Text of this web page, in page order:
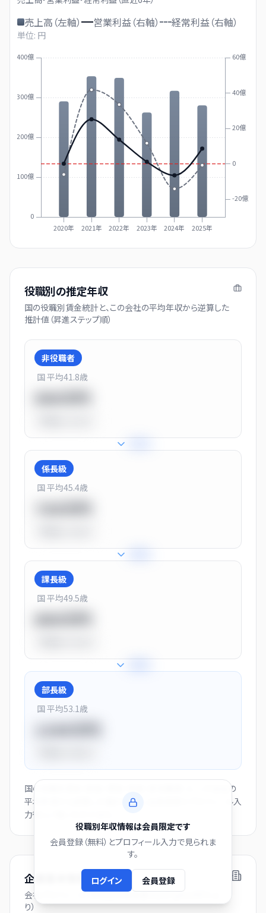
売上高（左軸） 営業利益（右軸） 経常利益（右軸）
単位: 円
0
100億
200億
300億
400億
-20億
0
20億
40億
60億
2020年 2021年 2022年 2023年 2024年 2025年
役職別の推定年収
国の役職別賃金統計と、この会社の平均年収から逆算した
推計値（昇進ステップ順）
非役職者
国 平均41.8歳
係長級
国 平均45.4歳
課長級
国 平均49.5歳
部長級
国 平均53.1歳
役職別年収情報は会員限定です
会員登録（無料）とプロフィール入力で見られま
す。
ログイン 会員登録
国の役職別賃金（部長・課長・係長・非役職者）と、この会社の
平均年収から逆算した推計値です。会員登録とプロフィール入
力後にご覧いただけます。
企業基本情報
会社プロフィール（有価証券報告書および gBizINFO よ
り）